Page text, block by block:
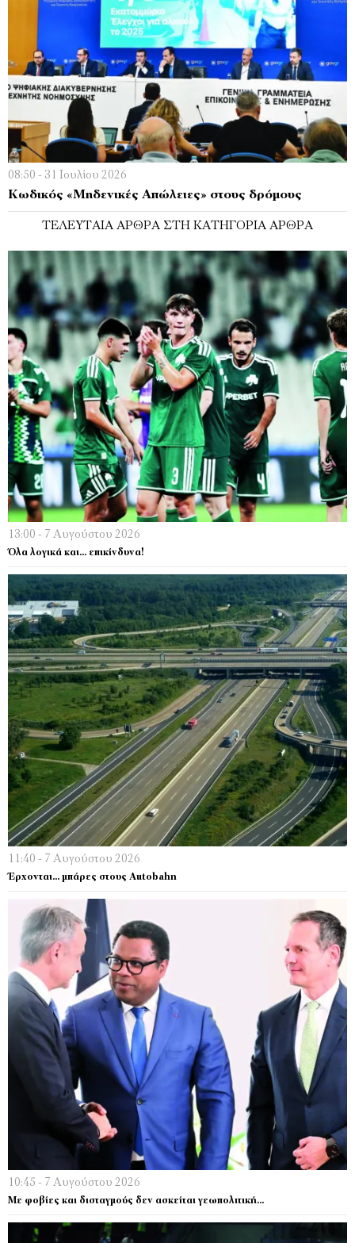
08:50 - 31 Ιουλίου 2026
Κωδικός «Μηδενικές Απώλειες» στους δρόμους
ΤΕΛΕΥΤΑΊΑ ΆΡΘΡΑ ΣΤΗ ΚΑΤΗΓΟΡΊΑ ΆΡΘΡΑ
13:00 - 7 Αυγούστου 2026
Όλα λογικά και… επικίνδυνα!
11:40 - 7 Αυγούστου 2026
Έρχονται… μπάρες στους Autobahn
10:45 - 7 Αυγούστου 2026
Με φοβίες και δισταγμούς δεν ασκείται γεωπολιτική…